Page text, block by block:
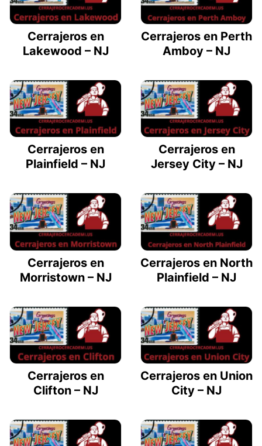
Cerrajeros en
Lakewood – NJ
Cerrajeros en Perth
Amboy – NJ
Cerrajeros en
Plainfield – NJ
Cerrajeros en
Jersey City – NJ
Cerrajeros en
Morristown – NJ
Cerrajeros en North
Plainfield – NJ
Cerrajeros en
Clifton – NJ
Cerrajeros en Union
City – NJ